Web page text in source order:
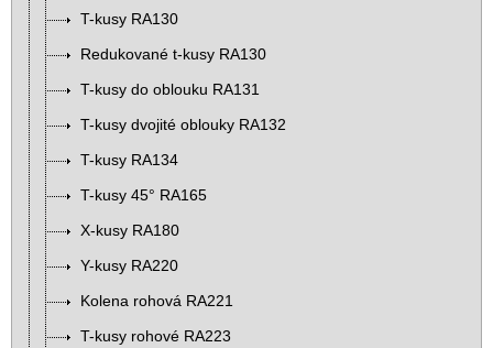
T-kusy RA130
Redukované t-kusy RA130
T-kusy do oblouku RA131
T-kusy dvojité oblouky RA132
T-kusy RA134
T-kusy 45° RA165
X-kusy RA180
Y-kusy RA220
Kolena rohová RA221
T-kusy rohové RA223